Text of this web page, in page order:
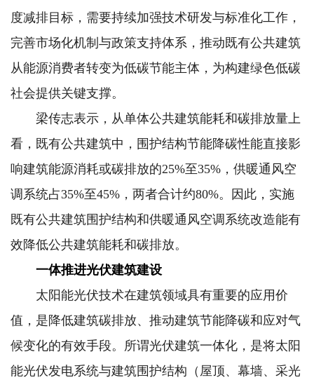
度减排目标，需要持续加强技术研发与标准化工作，
完善市场化机制与政策支持体系，推动既有公共建筑
从能源消费者转变为低碳节能主体，为构建绿色低碳
社会提供关键支撑。
梁传志表示，从单体公共建筑能耗和碳排放量上
看，既有公共建筑中，围护结构节能降碳性能直接影
响建筑能源消耗或碳排放的25%至35%，供暖通风空
调系统占35%至45%，两者合计约80%。因此，实施
既有公共建筑围护结构和供暖通风空调系统改造能有
效降低公共建筑能耗和碳排放。
一体推进光伏建筑建设
太阳能光伏技术在建筑领域具有重要的应用价
值，是降低建筑碳排放、推动建筑节能降碳和应对气
候变化的有效手段。所谓光伏建筑一体化，是将太阳
能光伏发电系统与建筑围护结构（屋顶、幕墙、采光